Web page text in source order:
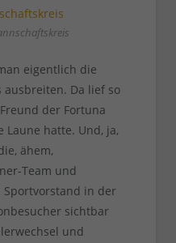
eigentlich die
ausbreiten. Da lief so
der Fortuna
hatte. Und, ja,
ähem,
Team und
Sportvorstand in der
sichtbar
und